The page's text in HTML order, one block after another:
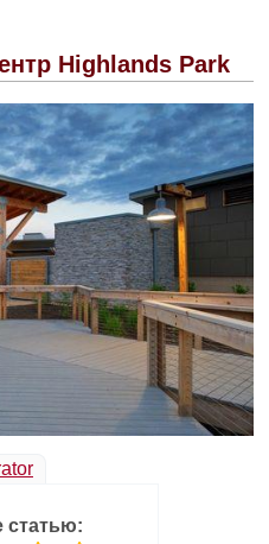
Highlands Park
статью: